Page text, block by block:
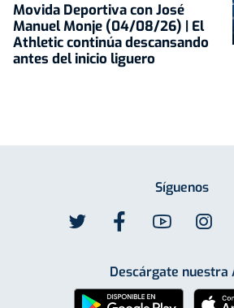
Movida Deportiva con José
Manuel Monje (04/08/26) | El
Athletic continúa descansando
antes del inicio liguero
Síguenos
Descárgate nuestra